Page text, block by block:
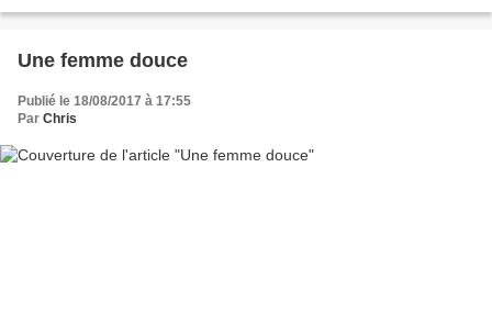
Une femme douce
Publié le 18/08/2017 à 17:55
Par Chris